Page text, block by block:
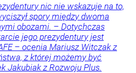
nic nie wskazuje na to,
spory między dwoma
obozami. – Dotychczas
jego prezydentury jest
– ocenia Mariusz Witczak z
z której możemy być
Jakubiak z Rozwoju Plus.